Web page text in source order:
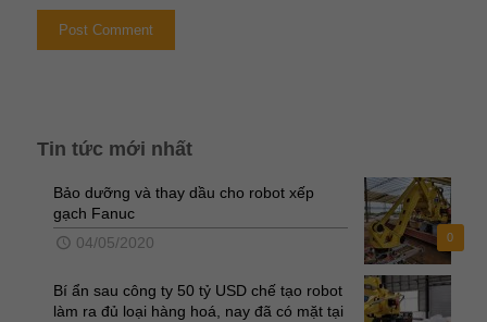
Tin tức mới nhất
0
Bảo dưỡng và thay dầu cho robot xếp
gạch Fanuc
04/05/2020
Bí ẩn sau công ty 50 tỷ USD chế tạo robot
làm ra đủ loại hàng hoá, nay đã có mặt tại